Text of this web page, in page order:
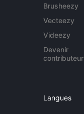
Brusheezy
Vecteezy
Videezy
Devenir
contributeur
Langues